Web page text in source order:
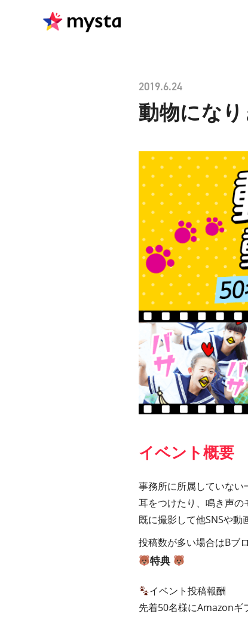
2019.6.24
動物にな
イベント概要
事務所に所属していな
耳をつけたり、鳴き声
既に撮影して他SNSや
投稿数が多い場合はBブ
特典
イベント投稿報酬
先着50名様にAmazonギ